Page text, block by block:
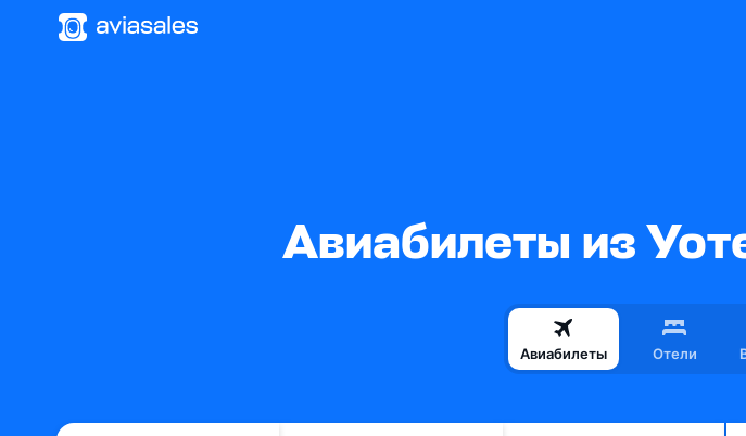
Авиабилеты из
Авиабилеты Отели